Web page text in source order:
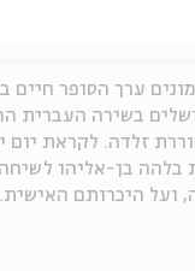
ערך הסופר חיים
בשירה העברית
זלדה. לקראת יום
בלהה בן-אליהו לשיחה
ועל היכרותם האישית.